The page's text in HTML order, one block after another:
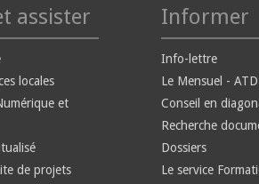
assister
locales
et
de projets
Informer
Info-lettre
Le Mensuel -
Conseil en
Recherche
Dossiers
Le service